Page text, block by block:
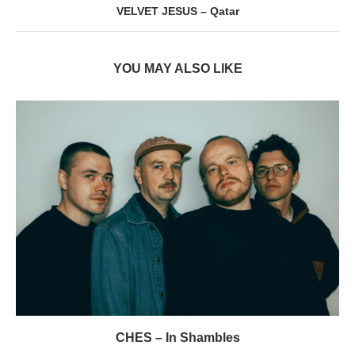
VELVET JESUS – Qatar
YOU MAY ALSO LIKE
CHES – In Shambles